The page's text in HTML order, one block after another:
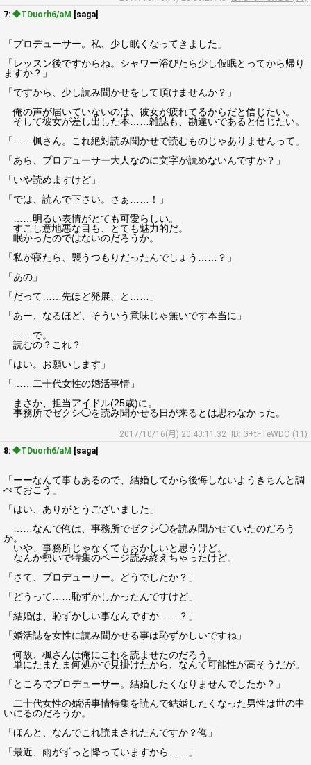
7: ◆TDuorh6/aM [saga]
「プロデューサー。私、少し眠くなってきました」
「レッスン後ですからね。シャワー浴びたら少し仮眠とってから帰り
ますか？」
「ですから、少し読み聞かせをして頂けませんか？」
俺の声が届いていないのは、彼女が疲れてるからだと信じたい。
そして彼女が差し出した本……雑誌も、勘違いであると信じたい。
「……楓さん。これ絶対読み聞かせで読むものじゃありませんって」
「あら、プロデューサー大人なのに文字が読めないんですか？」
「いや読めますけど」
「では、読んで下さい。さぁ……！」
……明るい表情がとても可愛らしい。
すこし意地悪な目も、とても魅力的だ。
眠かったのではないのだろうか。
「私が寝たら、襲うつもりだったんでしょう……？」
「あの」
「だって……先ほど発展、と……」
「あー、なるほど、そういう意味じゃ無いです本当に」
……で。
読むの？これ？
「はい。お願いします」
「……二十代女性の婚活事情」
まさか、担当アイドル(25歳)に。
事務所でゼクシ◯を読み聞かせる日が来るとは思わなかった。
2017/10/16(月) 20:40:11.32
ID: G+tFTeWDO (11)
8: ◆TDuorh6/aM [saga]
「ーーなんて事もあるので、結婚してから後悔しないようきちんと調
べておこう」
「はい、ありがとうございました」
……なんで俺は、事務所でゼクシ◯を読み聞かせていたのだろう
か。
いや、事務所じゃなくてもおかしいと思うけど。
なんか勢いで特集のページ読み終えちゃったけど。
「さて、プロデューサー。どうでしたか？」
「どうって……恥ずかしかったんですけど」
「結婚は、恥ずかしい事なんですか……？」
「婚活誌を女性に読み聞かせる事は恥ずかしいですね」
何故、楓さんは俺にこれを読ませたのだろう。
単にたまたま何処かで見掛けたから、なんて可能性が高そうだが。
「ところでプロデューサー。結婚したくなりませんでしたか？」
二十代女性の婚活事情特集を読んで結婚したくなった男性は世の中
いにるのだろうか。
「ほんと、なんでこれ読まされたんですか？俺」
「最近、雨がずっと降っていますから……」